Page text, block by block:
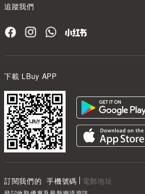
追蹤我們
下載 LBuy APP
訂閱我們的 手機號碼 電郵地址